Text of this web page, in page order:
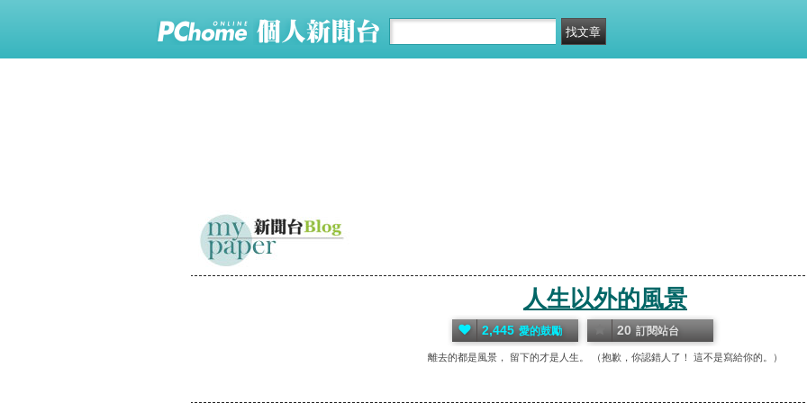
人生以外的風景
離去的都是風景， 留下的才是人生。 （抱歉，你認錯人了！ 這不是寫給你的。）
2,445 愛的鼓勵 20 訂閱站台